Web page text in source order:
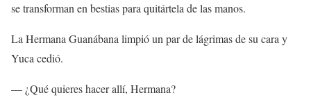
se transforman en bestias para quitártela de las manos.
La Hermana Guanábana limpió un par de lágrimas de su cara y
Yuca cedió.
— ¿Qué quieres hacer allí, Hermana?